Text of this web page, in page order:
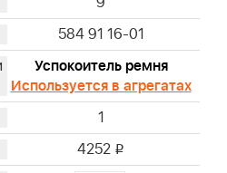
584 91 16-01
Успокоитель ремня
Используется в агрегатах
1
4252 i